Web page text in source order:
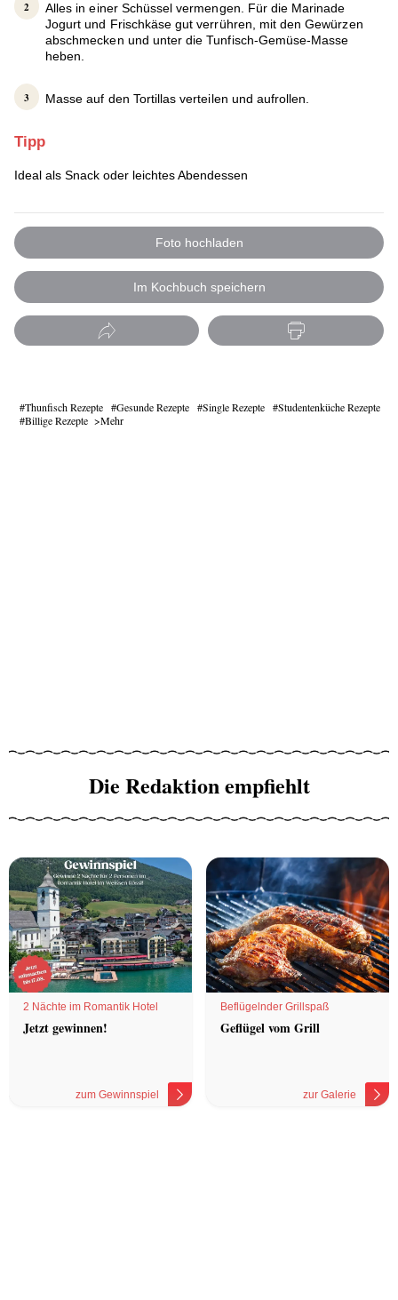
Alles in einer Schüssel vermengen. Für die Marinade
Jogurt und Frischkäse gut verrühren, mit den Gewürzen
abschmecken und unter die Tunfisch-Gemüse-Masse
heben.
Masse auf den Tortillas verteilen und aufrollen.
Tipp
Ideal als Snack oder leichtes Abendessen
Foto hochladen
Im Kochbuch speichern
Thunfisch Rezepte Gesunde Rezepte Single Rezepte
Studentenküche Rezepte
Billige Rezepte
Mehr
Die Redaktion empfiehlt
2 Nächte im Romantik Hotel
Jetzt gewinnen!
zum Gewinnspiel
Beflügelnder Grillspaß
Geflügel vom Grill
zur Galerie